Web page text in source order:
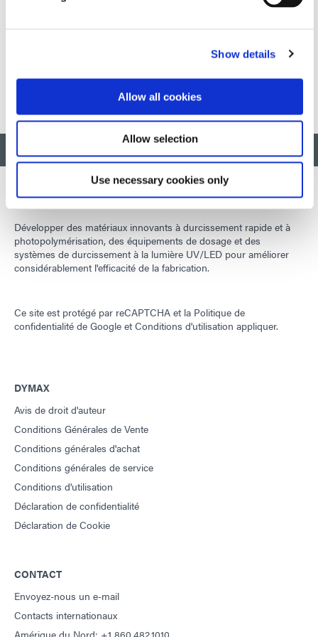
Show details
Allow all cookies
Allow selection
Use necessary cookies only
notamment les normes MIL-I-46058C, UL 746-E, UL 94
Développer des matériaux innovants à durcissement rapide et à
photopolymérisation, des équipements de dosage et des
systèmes de durcissement à la lumière UV/LED pour améliorer
considérablement l'efficacité de la fabrication.
Ce site est protégé par reCAPTCHA et la Politique de
confidentialité de Google etConditions d'utilisation appliquer.
DYMAX
Avis de droit d'auteur
Conditions Générales de Vente
Conditions générales d'achat
Conditions générales de service
Conditions d'utilisation
Déclaration de confidentialité
Déclaration de Cookie
CONTACT
Envoyez-nous un e-mail
Contacts internationaux
Amérique du Nord: +1 860.482.1010